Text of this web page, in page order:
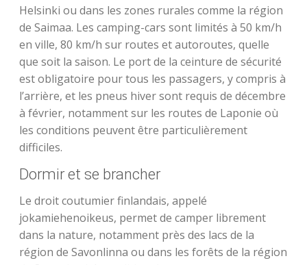
Helsinki ou dans les zones rurales comme la région
de Saimaa. Les camping-cars sont limités à 50 km/h
en ville, 80 km/h sur routes et autoroutes, quelle
que soit la saison. Le port de la ceinture de sécurité
est obligatoire pour tous les passagers, y compris à
l’arrière, et les pneus hiver sont requis de décembre
à février, notamment sur les routes de Laponie où
les conditions peuvent être particulièrement
difficiles.
Dormir et se brancher
Le droit coutumier finlandais, appelé
jokamiehenoikeus, permet de camper librement
dans la nature, notamment près des lacs de la
région de Savonlinna ou dans les forêts de la région